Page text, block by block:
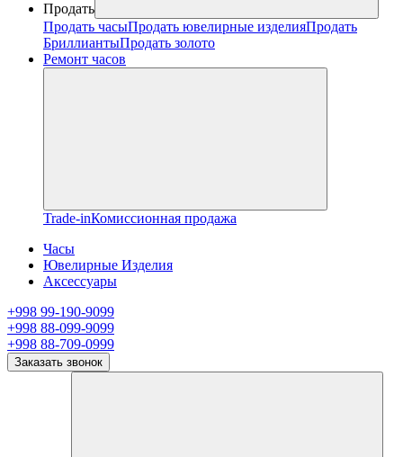
Продать
Продать часыПродать ювелирные изделияПродать
БриллиантыПродать золото
Ремонт часов
Trade-inКомиссионная продажа
Часы
Ювелирные Изделия
Аксессуары
+998 99-190-9099
+998 88-099-9099
+998 88-709-0999
Заказать звонок